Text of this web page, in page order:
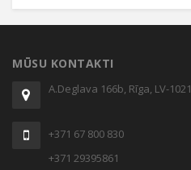
MŪSU KONTAKTI
A.Deglava 166b, Rīga, LV-1021
+371 67 800 830
+371 29395861